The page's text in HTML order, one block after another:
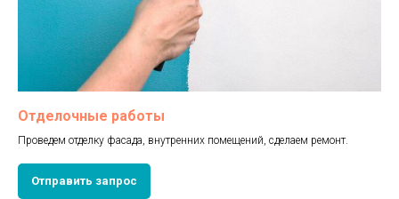
Отделочные работы
Проведем отделку фасада, внутренних помещений, сделаем ремонт.
Отправить запрос